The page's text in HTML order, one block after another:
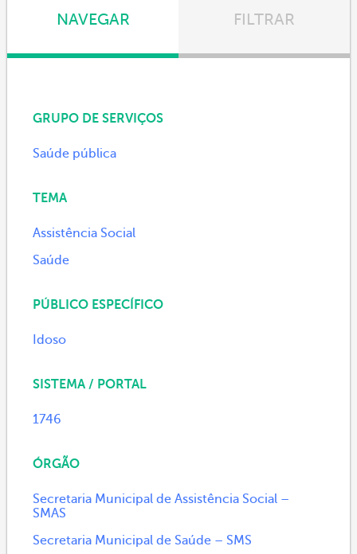
NAVEGAR FILTRAR
GRUPO DE SERVIÇOS
Saúde pública
TEMA
Assistência Social
Saúde
PÚBLICO ESPECÍFICO
Idoso
SISTEMA / PORTAL
1746
ÓRGÃO
Secretaria Municipal de Assistência Social –
SMAS
Secretaria Municipal de Saúde – SMS